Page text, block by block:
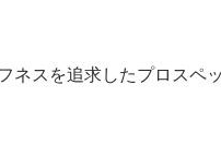
スを追求したプロスペ